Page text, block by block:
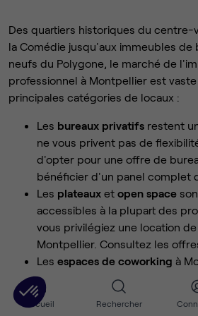
Accueil Rechercher
Des quartiers historiques du centre-
la Comédie jusqu'aux immeubles de
neufs du Polygone, le marché de
professionnel à Montpellier est
principales catégories de locaux :
Les bureaux privatifs restent
ne vous privent pas de
d'opter pour une offre de
bénéficier d'un panel complet
Les plateaux et open space
accessibles à la plupart des
vous privilégiez une location
Montpellier. Consultez les
Les espaces de coworking à
multipliés au cours des
notamment du prix croissant
votre espace bureau avec